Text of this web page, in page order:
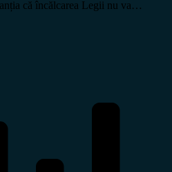
că încălcarea Legii nu va…